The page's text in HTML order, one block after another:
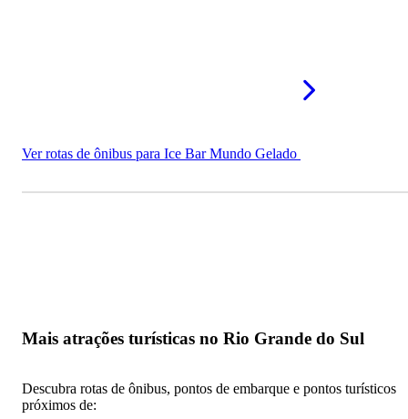
Ver rotas de ônibus para Ice Bar Mundo Gelado
Mais atrações turísticas no Rio Grande do Sul
Descubra rotas de ônibus, pontos de embarque e pontos turísticos
próximos de: